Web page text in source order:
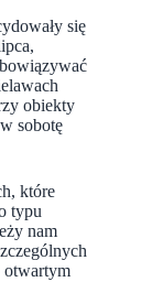
się
obiekty
sobotę
które
typu
nam
otwartym